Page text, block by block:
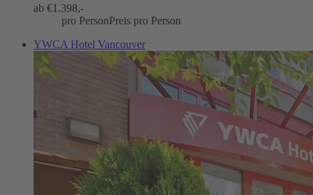
ab €1.398,-
pro PersonPreis pro Person
YWCA Hotel Vancouver